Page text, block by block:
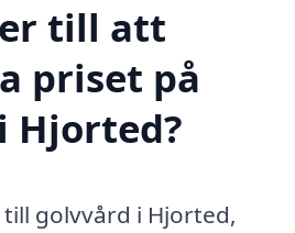
till att
priset på
Hjorted?
golvvård i Hjorted,